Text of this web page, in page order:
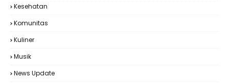
Kesehatan
Komunitas
Kuliner
Musik
News Update